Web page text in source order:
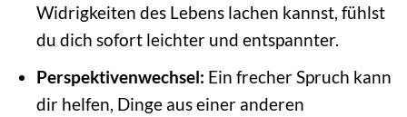
Widrigkeiten des Lebens lachen kannst, fühlst
du dich sofort leichter und entspannter.
Perspektivenwechsel: Ein frecher Spruch kann
dir helfen, Dinge aus einer anderen